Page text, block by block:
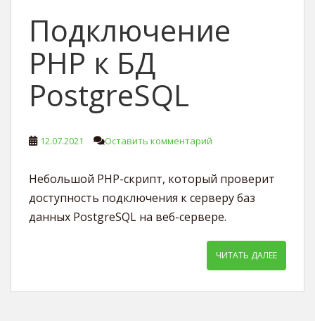
Подключение
PHP к БД
PostgreSQL
12.07.2021 Оставить комментарий
Небольшой PHP-скрипт, который проверит
доступность подключения к серверу баз
данных PostgreSQL на веб-сервере.
ЧИТАТЬ ДАЛЕЕ